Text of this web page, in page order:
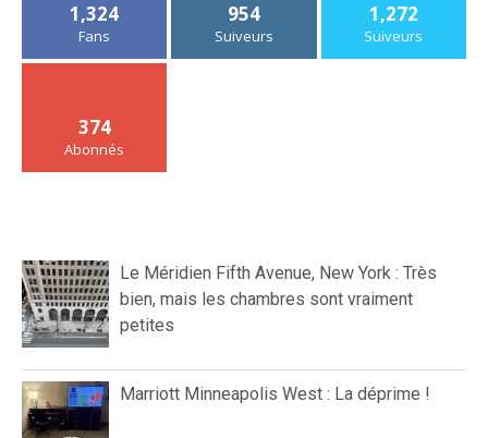
1,324
Fans
954
Suiveurs
1,272
Suiveurs
374
Abonnés
Le Méridien Fifth Avenue, New York : Très
bien, mais les chambres sont vraiment
petites
Marriott Minneapolis West : La déprime !